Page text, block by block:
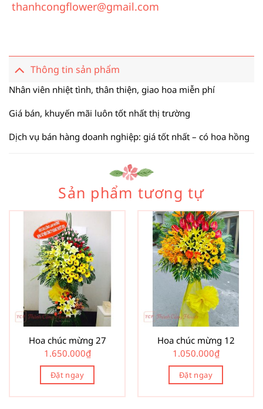
thanhcongflower@gmail.com
Thông tin sản phẩm
Nhân viên nhiệt tình, thân thiện, giao hoa miễn phí
Giá bán, khuyến mãi luôn tốt nhất thị trường
Dịch vụ bán hàng doanh nghiệp: giá tốt nhất – có hoa hồng
Sản phẩm tương tự
Hoa chúc mừng 27
1.650.000₫
Đặt ngay
Hoa chúc mừng 12
1.050.000₫
Đặt ngay